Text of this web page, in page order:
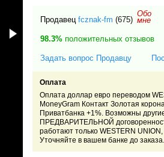
Продавец fcznak-fm (675)
Обо
мне
98.3% положительных отзывов
Задать вопрос Продавцу
Оплата
Оплата доллар евро переводом
MoneyGram Контакт Золотая
Приватбанка +1%. Возможны
ПРЕДВАРИТЕЛЬНОЙ
работают только WESTERN UNION,
Уточняйте в вашем банке до заказа.